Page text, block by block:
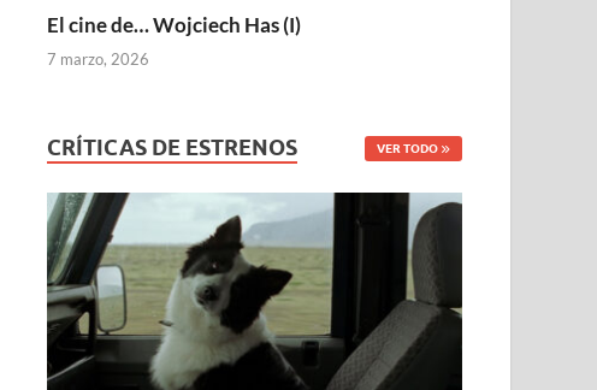
El cine de… Wojciech Has (I)
7 marzo, 2026
CRÍTICAS DE ESTRENOS VER TODO